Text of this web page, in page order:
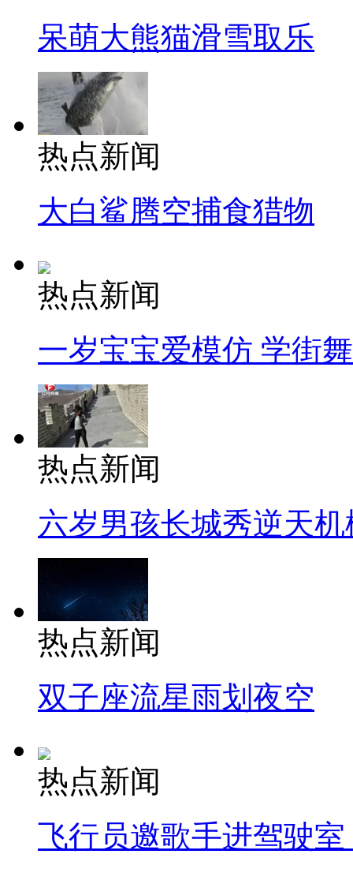
呆萌大熊猫滑雪取乐
热点新闻
大白鲨腾空捕食猎物
热点新闻
一岁宝宝爱模仿 学街
热点新闻
六岁男孩长城秀逆天机
热点新闻
双子座流星雨划夜空
热点新闻
飞行员邀歌手进驾驶